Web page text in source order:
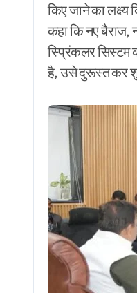
किए जाने का लक्ष्य
कहा कि नए बैराज,
स्प्रिंकलर सिस्टम
है, उसे दुरूस्त कर शुरू